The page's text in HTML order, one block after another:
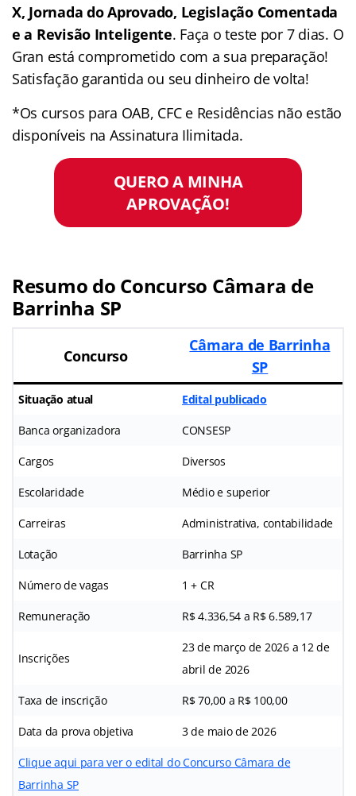
X, Jornada do Aprovado, Legislação Comentada
e a Revisão Inteligente. Faça o teste por 7 dias. O
Gran está comprometido com a sua preparação!
Satisfação garantida ou seu dinheiro de volta!
*Os cursos para OAB, CFC e Residências não estão
disponíveis na Assinatura Ilimitada.
QUERO A MINHA
APROVAÇÃO!
Resumo do Concurso Câmara de
Barrinha SP
Concurso
Câmara de Barrinha
SP
Situação atual Edital publicado
Banca organizadora CONSESP
Cargos Diversos
Escolaridade Médio e superior
Carreiras Administrativa, contabilidade
Lotação Barrinha SP
Número de vagas 1 + CR
Remuneração R$ 4.336,54 a R$ 6.589,17
Inscrições
23 de março de 2026 a 12 de
abril de 2026
Taxa de inscrição R$ 70,00 a R$ 100,00
Data da prova objetiva 3 de maio de 2026
Clique aqui para ver o edital do Concurso Câmara de
Barrinha SP